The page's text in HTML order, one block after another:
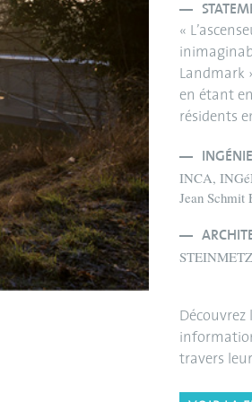
«
Landmark
en étant
résidents
INCA,
Jean Schmit
Découvrez
travers